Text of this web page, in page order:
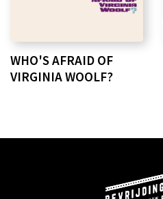
WHO'S AFRAID OF
VIRGINIA WOOLF?